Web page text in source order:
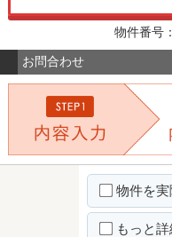
物件番号
お問合わせ
物件を
もっと